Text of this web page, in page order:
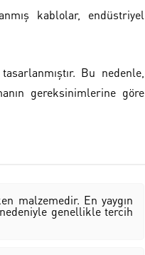
kablolar, endüstriyel
Bu nedenle,
gereksinimlerine göre
malzemedir. En yaygın
genellikle tercih